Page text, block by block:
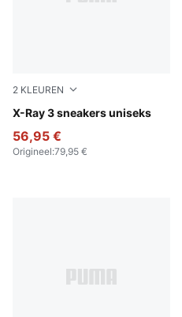
2 KLEUREN
X-Ray 3 sneakers uniseks
PUMA Black-Flat Dark Gray
56,95 €
Origineel:79,95 €